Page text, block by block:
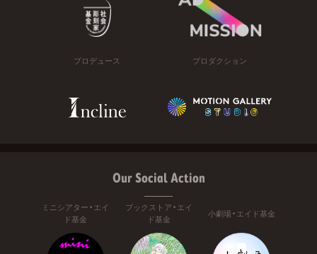
プロデュース プロダクション
Our Social Action
ミニシアター・エイ
ド基金
ブックストア・エイ
ド基金
小劇場・エイド基金